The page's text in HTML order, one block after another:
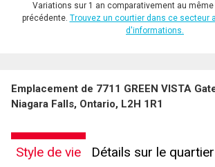
Variations sur 1 an comparativement au
précédente. Trouvez un courtier dans ce secteur
d'informations.
Emplacement de 7711 GREEN VISTA
Niagara Falls, Ontario, L2H 1R1
Style de vie Détails sur le quartier